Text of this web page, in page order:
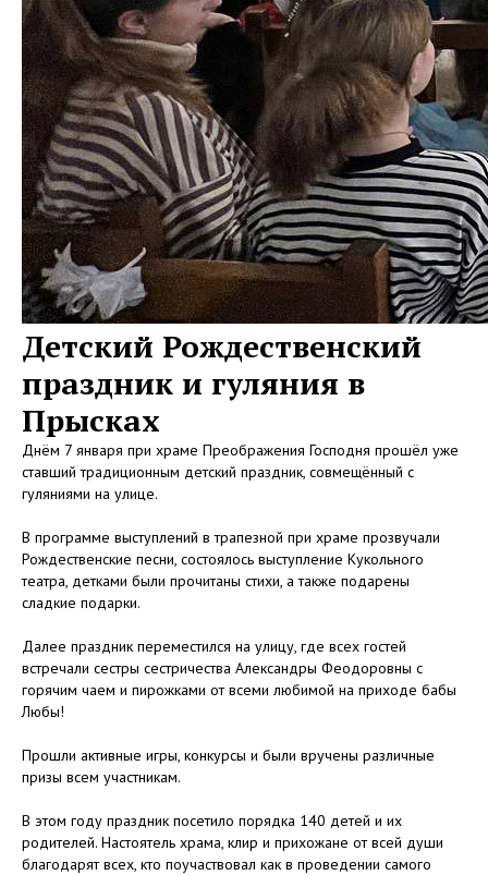
Детский Рождественский
праздник и гуляния в
Прысках
Днём 7 января при храме Преображения Господня прошёл уже
ставший традиционным детский праздник, совмещённый с
гуляниями на улице.
В программе выступлений в трапезной при храме прозвучали
Рождественские песни, состоялось выступление Кукольного
театра, детками были прочитаны стихи, а также подарены
сладкие подарки.
Далее праздник переместился на улицу, где всех гостей
встречали сестры сестричества Александры Феодоровны с
горячим чаем и пирожками от всеми любимой на приходе бабы
Любы!
Прошли активные игры, конкурсы и были вручены различные
призы всем участникам.
В этом году праздник посетило порядка 140 детей и их
родителей. Настоятель храма, клир и прихожане от всей души
благодарят всех, кто поучаствовал как в проведении самого